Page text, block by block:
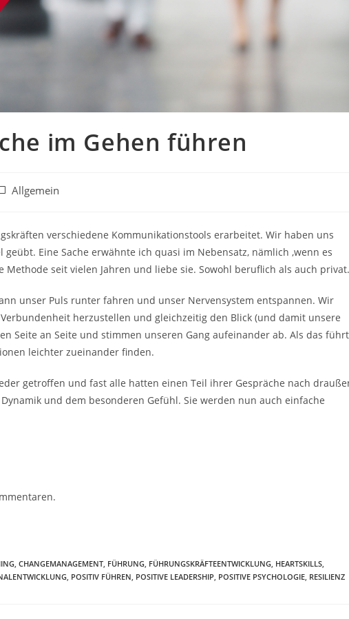
im Gehen führen
Allgemein
verschiedene Kommunikationstools erarbeitet. Wir haben uns
Eine Sache erwähnte ich quasi im Nebensatz, nämlich ‚wenn es
Methode seit vielen Jahren und liebe sie. Sowohl beruflich als auch
unser Puls runter fahren und unser Nervensystem entspannen. Wir
herzustellen und gleichzeitig den Blick (und damit unsere
Seite an Seite und stimmen unseren Gang aufeinander ab. Als das führt
leichter zueinander finden.
getroffen und fast alle hatten einen Teil ihrer Gespräche nach
und dem besonderen Gefühl. Sie werden nun auch einfache
, CHANGEMANAGEMENT, FÜHRUNG, FÜHRUNGSKRÄFTEENTWICKLUNG, HEARTSKILLS,
, POSITIV FÜHREN, POSITIVE LEADERSHIP, POSITIVE PSYCHOLOGIE, RESILIENZ